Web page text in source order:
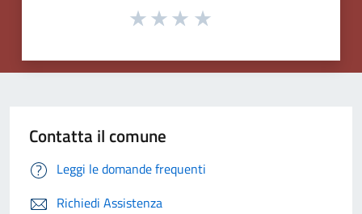
Contatta il comune
Leggi le domande frequenti
Richiedi Assistenza